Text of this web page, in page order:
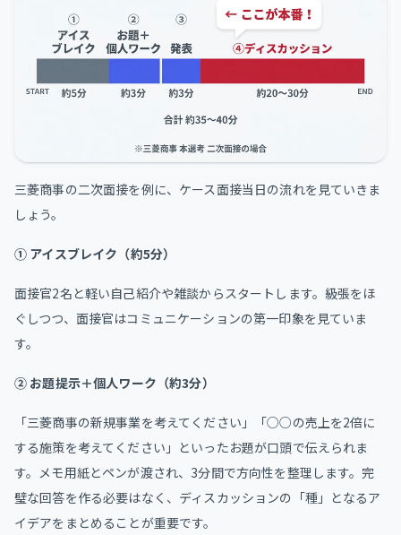
三菱商事の二次面接を例に、ケース面接当日の流れを見ていきま
しょう。
① アイスブレイク（約5分）
面接官2名と軽い自己紹介や雑談からスタートします。級張をほ
ぐしつつ、面接官はコミュニケーションの第一印象を見ていま
す。
② お題提示＋個人ワーク（約3分）
「三菱商事の新規事業を考えてください」「○○の売上を2倍に
する施策を考えてください」といったお題が口頭で伝えられま
す。メモ用紙とペンが渡され、3分間で方向性を整理します。完
璧な回答を作る必要はなく、ディスカッションの「種」となるア
イデアをまとめることが重要です。